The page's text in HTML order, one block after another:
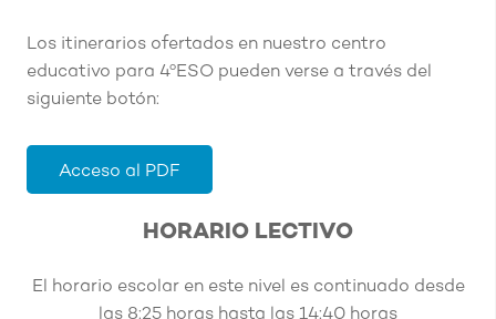
Los itinerarios ofertados en nuestro centro
educativo para 4ºESO pueden verse a través del
siguiente botón:
Acceso al PDF
HORARIO LECTIVO
El horario escolar en este nivel es continuado desde
las 8:25 horas hasta las 14:40 horas